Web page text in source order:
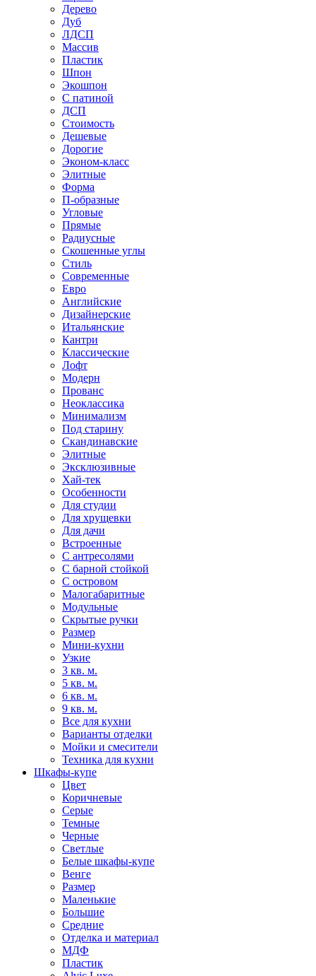
Дерево
Дуб
ЛДСП
Массив
Пластик
Шпон
Экошпон
С патиной
ДСП
Стоимость
Дешевые
Дорогие
Эконом-класс
Элитные
Форма
П-образные
Угловые
Прямые
Радиусные
Скошенные углы
Стиль
Современные
Евро
Английские
Дизайнерские
Итальянские
Кантри
Классические
Лофт
Модерн
Прованс
Неоклассика
Минимализм
Под старину
Скандинавские
Элитные
Эксклюзивные
Хай-тек
Особенности
Для студии
Для хрущевки
Для дачи
Встроенные
С антресолями
С барной стойкой
С островом
Малогабаритные
Модульные
Скрытые ручки
Размер
Мини-кухни
Узкие
3 кв. м.
5 кв. м.
6 кв. м.
9 кв. м.
Все для кухни
Варианты отделки
Мойки и смесители
Техника для кухни
Шкафы-купе
Цвет
Коричневые
Серые
Темные
Черные
Светлые
Белые шкафы-купе
Венге
Размер
Маленькие
Большие
Средние
Отделка и материал
МДФ
Пластик